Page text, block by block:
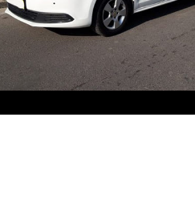
Автомобиль был выкуплен за